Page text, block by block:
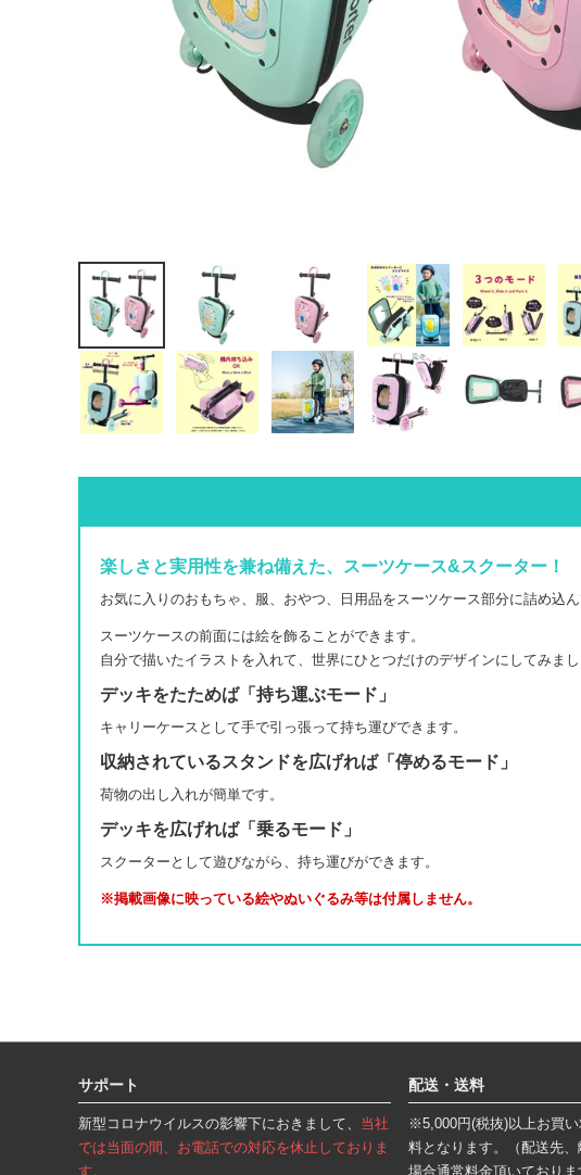
楽しさと実用性を兼ね備えた、スーツケース&スクーター！
お気に入りのおもちゃ、服、おやつ、日用品をスーツケース部分に詰め込
スーツケースの前面には絵を飾ることができます。
自分で描いたイラストを入れて、世界にひとつだけのデザインにしてみまし
デッキをたためば「持ち運ぶモード」
キャリーケースとして手で引っ張って持ち運びできます。
収納されているスタンドを広げれば「停めるモード」
荷物の出し入れが簡単です。
デッキを広げれば「乗るモード」
スクーターとして遊びながら、持ち運びができます。
※掲載画像に映っている絵やぬいぐるみ等は付属しません。
サポート
新型コロナウイルスの影響下におきまして、 当社
では当面の間、お電話での対応を休止しておりま
す。
配送・送料
※5,000円(税抜)以上お買
料となります。（配送先
場合通常料金頂いておりま